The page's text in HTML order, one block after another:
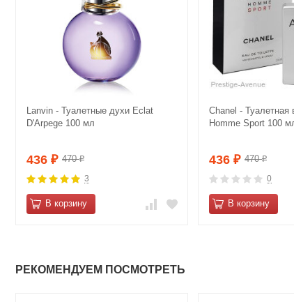
Lanvin - Туалетные духи Eclat
D'Arpege 100 мл
436 ₽ 470₽
3
В корзину
Chanel - Туалетная
Homme Sport 100
436 ₽ 470₽
0
В корзину
РЕКОМЕНДУЕМ ПОСМОТРЕТЬ